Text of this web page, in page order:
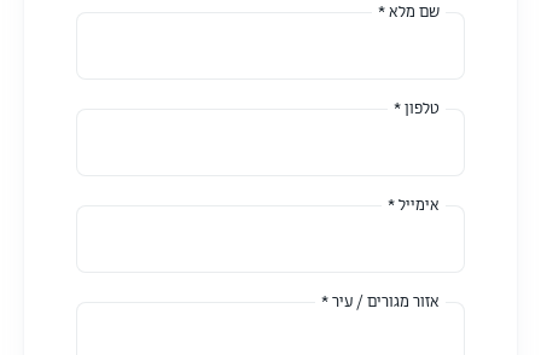
שם מלא *
טלפון *
אימייל *
אזור מגורים / עיר *